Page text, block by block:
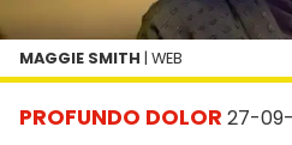
PROFUNDO DOLOR 27-
MAGGIE SMITH | WEB